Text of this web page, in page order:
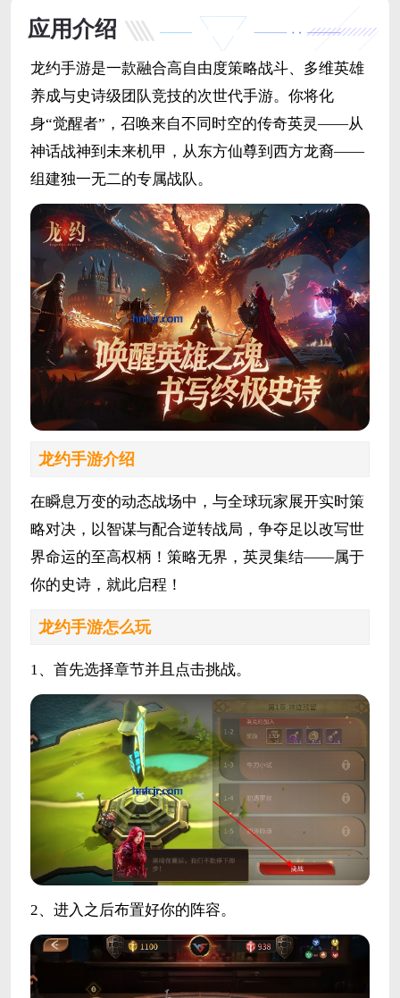
应用介绍
龙约手游是一款融合高自由度策略战斗、多维英雄
养成与史诗级团队竞技的次世代手游。你将化
身“觉醒者”，召唤来自不同时空的传奇英灵——从
神话战神到未来机甲，从东方仙尊到西方龙裔——
组建独一无二的专属战队。
龙约手游介绍
在瞬息万变的动态战场中，与全球玩家展开实时策
略对决，以智谋与配合逆转战局，争夺足以改写世
界命运的至高权柄！策略无界，英灵集结——属于
你的史诗，就此启程！
龙约手游怎么玩
1、首先选择章节并且点击挑战。
2、进入之后布置好你的阵容。